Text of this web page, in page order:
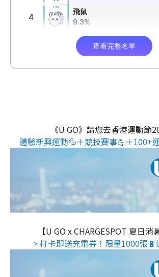
《U GO》請您去香港運動節
體驗新興運動💦＋競技賽事💪＋100+
【U GO x CHARGESPOT 夏日消
> 打卡即送充電券！限量1000張🔋